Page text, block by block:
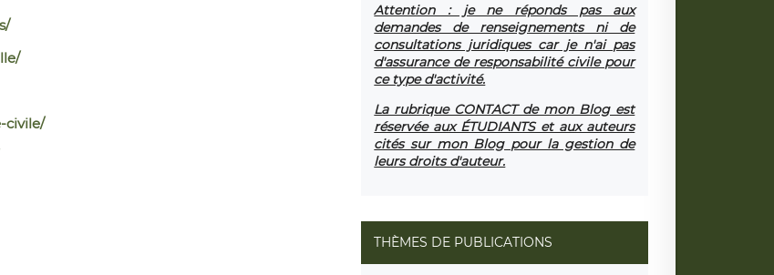
civile/
Attention : je ne réponds pas aux
demandes de renseignements ni de
consultations juridiques car je n'ai pas
d'assurance de responsabilité civile pour
ce type d'activité.
La rubrique CONTACT de mon Blog est
réservée aux ÉTUDIANTS et aux auteurs
cités sur mon Blog pour la gestion de
leurs droits d'auteur.
THÈMES DE PUBLICATIONS